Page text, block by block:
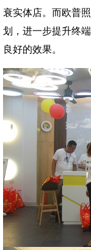
衰实体店。而欧普
划，进一步提升终
良好的效果。